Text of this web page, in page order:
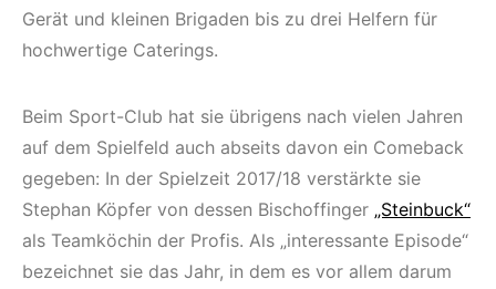
Gerät und kleinen Brigaden bis zu drei Helfern für
hochwertige Caterings.
Beim Sport-Club hat sie übrigens nach vielen Jahren
auf dem Spielfeld auch abseits davon ein Comeback
gegeben: In der Spielzeit 2017/18 verstärkte sie
Stephan Köpfer von dessen Bischoffinger „Steinbuck“
als Teamköchin der Profis. Als „interessante Episode“
bezeichnet sie das Jahr, in dem es vor allem darum